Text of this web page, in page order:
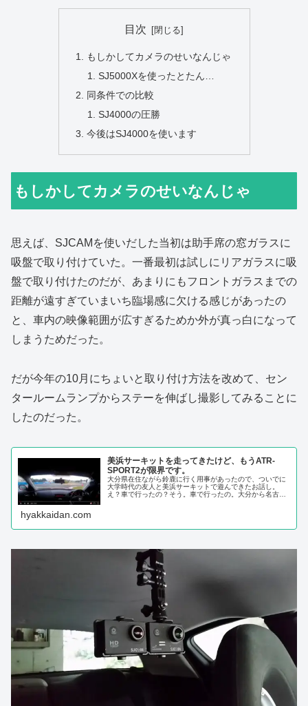
目次
もしかしてカメラのせいなんじゃ
SJ5000Xを使ったとたん…
同条件での比較
SJ4000の圧勝
今後はSJ4000を使います
もしかしてカメラのせいなんじゃ
思えば、SJCAMを使いだした当初は助手席の窓ガラスに
吸盤で取り付けていた。一番最初は試しにリアガラスに吸
盤で取り付けたのだが、あまりにもフロントガラスまでの
距離が遠すぎていまいち臨場感に欠ける感じがあったの
と、車内の映像範囲が広すぎるためか外が真っ白になって
しまうためだった。
だが今年の10月にちょいと取り付け方法を改めて、セン
タールームランプからステーを伸ばし撮影してみることに
したのだった。
美浜サーキットを走ってきたけど、もうATR-
SPORT2が限界です。
大分県在住ながら鈴鹿に行く用事があったので、ついでに
大学時代の友人と美浜サーキットで遊んできたお話し。
え？車で行ったの？そう。車で行ったの。大分から名古屋
hyakkaidan.com